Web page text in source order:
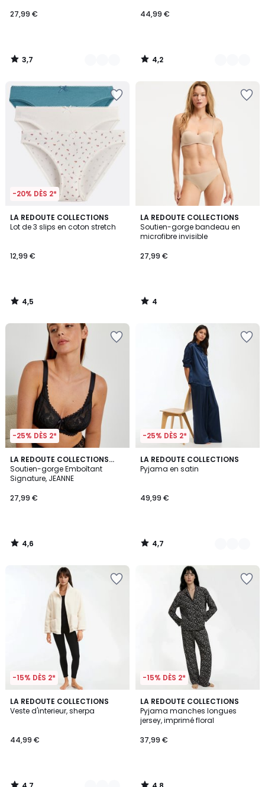
27,99 €
3,7
/
44,99 €
4,2
/
-20% DÈS 2*
LA REDOUTE COLLECTIONS
Lot de 3 slips en coton stretch
12,99 €
4,5
/ 5
4,5
/
LA REDOUTE COLLECTIONS
Soutien-gorge bandeau en
microfibre invisible
27,99 €
4
/
5
4
/
-25% DÈS 2*
LA REDOUTE COLLECTIONS
PLUS
Soutien-gorge Emboîtant
Signature, JEANNE
27,99 €
4,6
/ 5
4,6
/
-25% DÈS 2*
LA REDOUTE COLLECTIONS
Pyjama en satin
49,99 €
4,7
/ 5
2
Couleurs
4,7
/
-15% DÈS 2*
LA REDOUTE COLLECTIONS
Veste d'interieur, sherpa
44,99 €
4,7
/ 5
2
Couleurs
-15% DÈS 2*
LA REDOUTE COLLECTIONS
Pyjama manches longues
jersey, imprimé floral
37,99 €
4,8
/ 5